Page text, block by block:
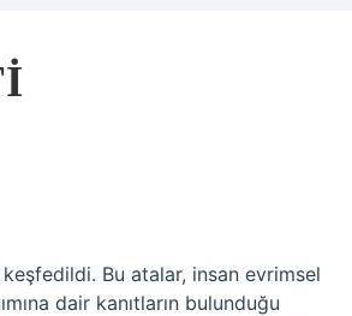
Bu atalar, insan evrimsel
dair kanıtların bulunduğu